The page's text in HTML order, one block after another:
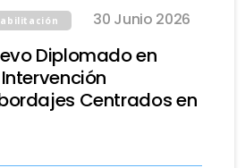
30 Junio 2026
Diplomado en
Centrados en